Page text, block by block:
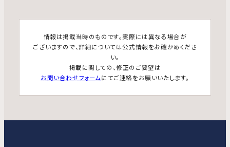
情報は掲載当時のものです。実際には異なる場合が
ございますので、詳細については公式情報をお確かめくださ
い。
掲載に関しての、修正のご要望は
お問い合わせフォームにてご連絡をお願いいたします。